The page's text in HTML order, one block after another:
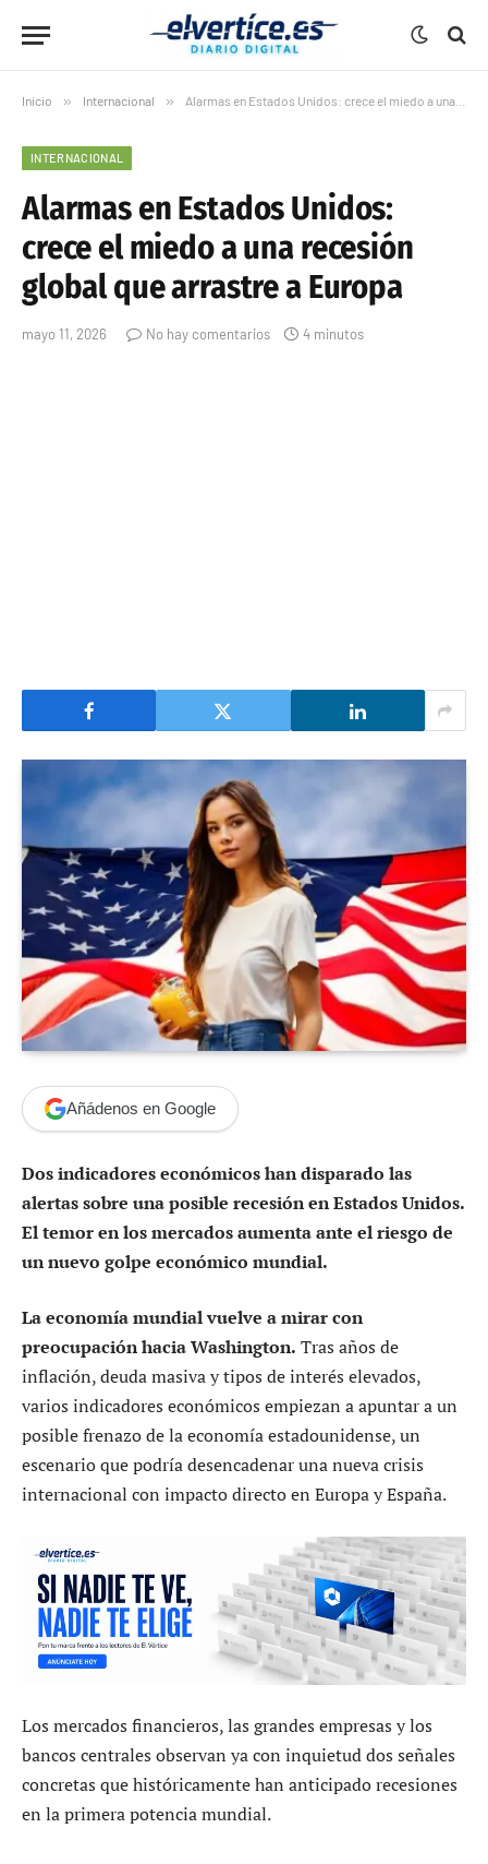
Inicio » Internacional » Alarmas en Estados Unidos: crece el miedo a una recesión global que arrastre a Europa
INTERNACIONAL
Alarmas en Estados Unidos:
crece el miedo a una recesión
global que arrastre a Europa
mayo 11, 2026 No hay comentarios 4 minutos
Añádenos en Google
Dos indicadores económicos han disparado las
alertas sobre una posible recesión en Estados Unidos.
El temor en los mercados aumenta ante el riesgo de
un nuevo golpe económico mundial.
La economía mundial vuelve a mirar con
preocupación hacia Washington. Tras años de
inflación, deuda masiva y tipos de interés elevados,
varios indicadores económicos empiezan a apuntar a un
posible frenazo de la economía estadounidense, un
escenario que podría desencadenar una nueva crisis
internacional con impacto directo en Europa y España.
Los mercados financieros, las grandes empresas y los
bancos centrales observan ya con inquietud dos señales
concretas que históricamente han anticipado recesiones
en la primera potencia mundial.